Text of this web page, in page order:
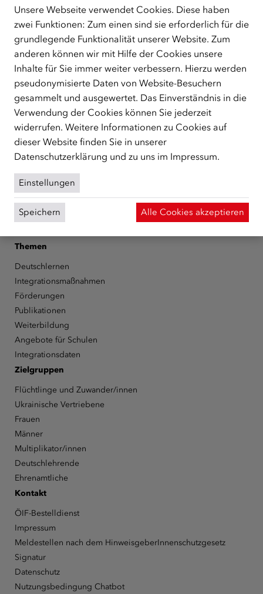
ÜBER UNS
Der Österreichische Integrationsfonds (ÖIF) ist ein Fonds der
Republik Österreich, der Flüchtlinge, subsidiär
Schutzberechtigte, Vertriebene sowie Zuwander/innen als
zentrale Anlaufstelle bei der Integration in Österreich
unterstützt.mehr
FacebookYouTubeInstagramLinkedIn
Über den ÖIF
Der Österreichische Integrationsfonds (ÖIF)
Organigramm
Presse
Informationen erhalten
Karriere
Themen
Deutschlernen
Integrationsmaßnahmen
Förderungen
Publikationen
Weiterbildung
Angebote für Schulen
Integrationsdaten
Zielgruppen
Flüchtlinge und Zuwander/innen
Ukrainische Vertriebene
Frauen
Männer
Multiplikator/innen
Deutschlehrende
Ehrenamtliche
Kontakt
ÖIF-Bestelldienst
Impressum
Meldestellen nach dem HinweisgeberInnenschutzgesetz
Signatur
Datenschutz
Nutzungsbedingung Chatbot
Unsere Webseite verwendet Cookies. Diese haben
zwei Funktionen: Zum einen sind sie erforderlich für die
grundlegende Funktionalität unserer Website. Zum
anderen können wir mit Hilfe der Cookies unsere
Inhalte für Sie immer weiter verbessern. Hierzu werden
pseudonymisierte Daten von Website-Besuchern
gesammelt und ausgewertet. Das Einverständnis in die
Verwendung der Cookies können Sie jederzeit
widerrufen. Weitere Informationen zu Cookies auf
dieser Website finden Sie in unserer
Datenschutzerklärung und zu uns im Impressum.
Einstellungen
Speichern Alle Cookies akzeptieren